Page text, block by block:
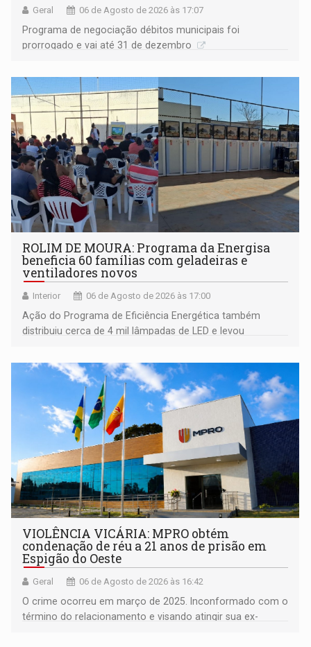
Geral 06 de Agosto de 2026 às 17:07
Programa de negociação débitos municipais foi
prorrogado e vai até 31 de dezembro
ROLIM DE MOURA: Programa da Energisa
beneficia 60 famílias com geladeiras e
ventiladores novos
Interior 06 de Agosto de 2026 às 17:00
Ação do Programa de Eficiência Energética também
distribuiu cerca de 4 mil lâmpadas de LED e levou
comunidade
VIOLÊNCIA VICÁRIA: MPRO obtém
condenação de réu a 21 anos de prisão em
Espigão do Oeste
Geral 06 de Agosto de 2026 às 16:42
O crime ocorreu em março de 2025. Inconformado com o
término do relacionamento e visando atingir sua ex-